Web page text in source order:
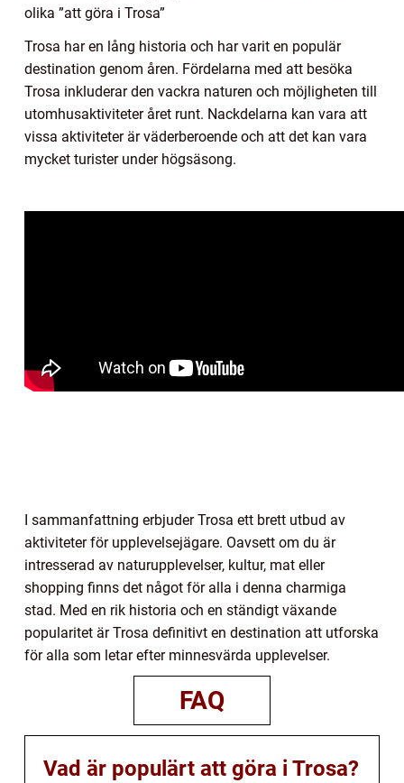
olika ”att göra i Trosa”
Trosa har en lång historia och har varit en populär
destination genom åren. Fördelarna med att besöka
Trosa inkluderar den vackra naturen och möjligheten till
utomhusaktiviteter året runt. Nackdelarna kan vara att
vissa aktiviteter är väderberoende och att det kan vara
mycket turister under högsäsong.
I sammanfattning erbjuder Trosa ett brett utbud av
aktiviteter för upplevelsejägare. Oavsett om du är
intresserad av naturupplevelser, kultur, mat eller
shopping finns det något för alla i denna charmiga
stad. Med en rik historia och en ständigt växande
popularitet är Trosa definitivt en destination att utforska
för alla som letar efter minnesvärda upplevelser.
FAQ
Vad är populärt att göra i Trosa?